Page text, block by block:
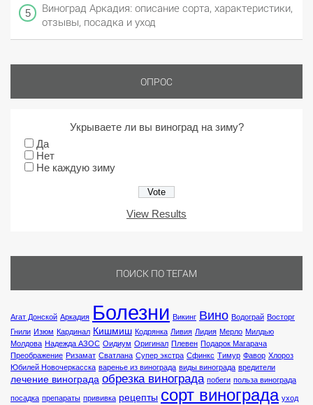
Виноград Аркадия: описание сорта, характеристики,
отзывы, посадка и уход
ОПРОС
Укрываете ли вы виноград на зиму?
Да
Нет
Не каждую зиму
View Results
ПОИСК ПО ТЕГАМ
Агат Донской Аркадия Болезни Викинг Вино Водограй Восторг
Гнили Изюм Кардинал Кишмиш Кодрянка Ливия Лидия Мерло Милдью
Молдова Надежда АЗОС Оидиум Оригинал Плевен Подарок Магарача
Преображение Ризамат Сватлана Супер экстра Сфинкс Тимур Фавор Хлороз
Юбилей Новочеркасска варенье из винограда виды винограда вредители
лечение винограда обрезка винограда побеги польза винограда
посадка препараты прививка рецепты сорт винограда уход